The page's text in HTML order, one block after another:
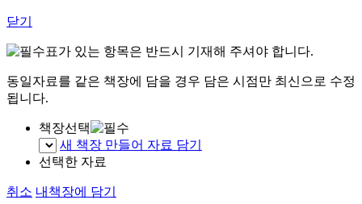
닫기
표가 있는 항목은 반드시 기재해 주셔야 합니다.
동일자료를 같은 책장에 담을 경우 담은 시점만 최신으로 수정
됩니다.
책장선택
새 책장 만들어 자료 담기
선택한 자료
취소 내책장에 담기